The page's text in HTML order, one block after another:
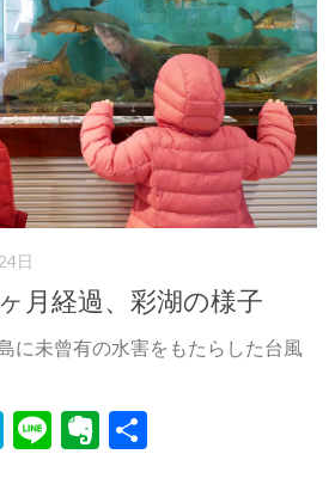
日
月経過、彩湖の様子
に未曾有の水害をもたらした台風
Hatena
LineEvernote